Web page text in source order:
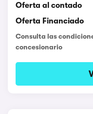
Oferta al contado
Oferta Financiado
Consulta las
concesionario